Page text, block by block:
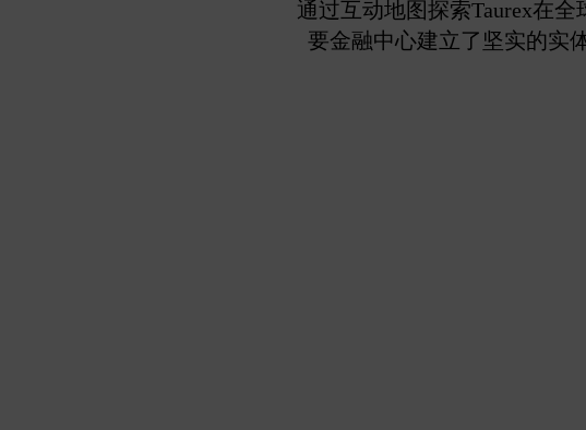
通过互动地图探索Taurex在
要金融中心建立了坚实的实